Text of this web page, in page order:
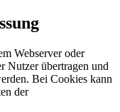
Webserver oder
Nutzer übertragen und
Bei Cookies kann
der